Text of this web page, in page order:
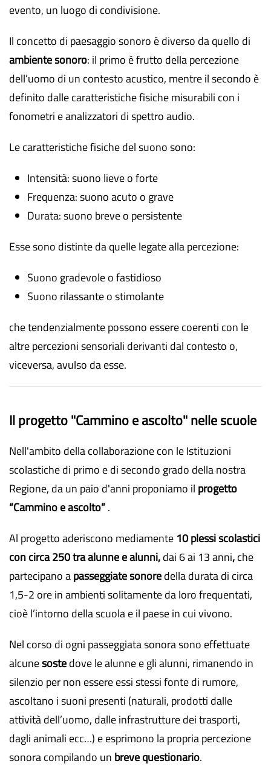
evento, un luogo di condivisione.
Il concetto di paesaggio sonoro è diverso da quello di
ambiente sonoro: il primo è frutto della percezione
dell’uomo di un contesto acustico, mentre il secondo è
definito dalle caratteristiche fisiche misurabili con i
fonometri e analizzatori di spettro audio.
Le caratteristiche fisiche del suono sono:
Intensità: suono lieve o forte
Frequenza: suono acuto o grave
Durata: suono breve o persistente
Esse sono distinte da quelle legate alla percezione:
Suono gradevole o fastidioso
Suono rilassante o stimolante
che tendenzialmente possono essere coerenti con le
altre percezioni sensoriali derivanti dal contesto o,
viceversa, avulso da esse.
Il progetto "Cammino e ascolto" nelle scuole
Nell'ambito della collaborazione con le Istituzioni
scolastiche di primo e di secondo grado della nostra
Regione, da un paio d'anni proponiamo il progetto
“Cammino e ascolto”.
Al progetto aderiscono mediamente 10 plessi scolastici
con circa 250 tra alunne e alunni,dai 6 ai 13 anni,che
partecipano apasseggiate sonoredella durata di circa
1,5-2 ore in ambienti solitamente da loro frequentati,
cioè l’intorno della scuola e il paese in cui vivono.
Nel corso di ogni passeggiata sonora sono effettuate
alcunesostedove le alunne e gli alunni, rimanendo in
silenzio per non essere essi stessi fonte di rumore,
ascoltano i suoni presenti (naturali, prodotti dalle
attività dell’uomo, dalle infrastrutture dei trasporti,
dagli animali ecc…) e esprimono la propria percezione
sonora compilando un breve questionario.